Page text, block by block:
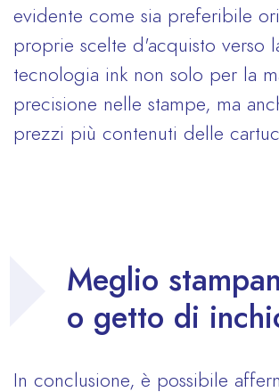
evidente come sia preferibile
proprie scelte d'acquisto verso
tecnologia ink non solo per la
precisione nelle stampe, ma
prezzi più contenuti delle
Meglio
o getto di
In conclusione, è possibile